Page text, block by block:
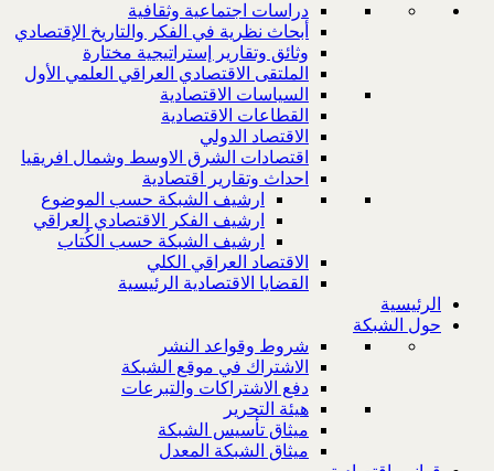
دراسات اجتماعية وثقافية
أبحاث نظرية في الفكر والتاريخ الإقتصادي
وثائق وتقارير إستراتيجية مختارة
الملتقى الاقتصادي العراقي العلمي الأول
السياسات الاقتصادية
القطاعات الاقتصادية
الاقتصاد الدولي
اقتصادات الشرق الاوسط وشمال افريقيا
احداث وتقارير اقتصادية
ارشيف الشبكة حسب الموضوع
ارشيف الفكر الاقتصادي العراقي
ارشيف الشبكة حسب الكُتاب
الاقتصاد العراقي الكلي
القضايا الاقتصادية الرئيسية
الرئيسية
حول الشبكة
شروط وقواعد النشر
الاشتراك في موقع الشبكة
دفع الاشتراكات والتبرعات
هيئة التحرير
ميثاق تأسيس الشبكة
ميثاق الشبكة المعدل